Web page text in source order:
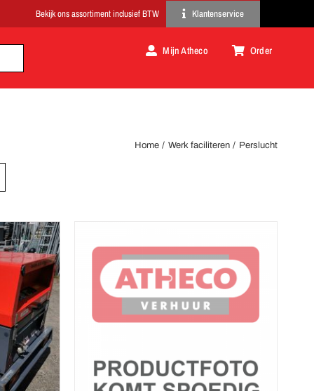
Klantenservice
Mijn Atheco Order
Home Werk faciliteren Perslucht